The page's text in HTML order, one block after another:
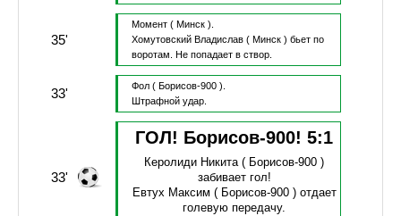
35'
Момент ( Минск ).
Хомутовский Владислав( Минск ) бьет по
воротам.
Не попадает в створ.
33' Фол ( Борисов-900 ).
Штрафной удар.
33'
ГОЛ! Борисов-900!5:1
Керолиди Никита( Борисов-900 )
забивает гол!
Евтух Максим ( Борисов-900 ) отдает
голевую передачу.